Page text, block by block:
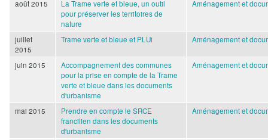
août 2015
La Trame verte et bleue, un outil
pour préserver les territoires de
nature
Aménagement et
juillet
2015
Trame verte et bleue et PLUi Aménagement et
juin 2015
Accompagnement des communes
pour la prise en compte de la Trame
verte et bleue dans les documents
d'urbanisme
Aménagement et
mai 2015
Prendre en compte le SRCE
francilien dans les documents
d'urbanisme
Aménagement et